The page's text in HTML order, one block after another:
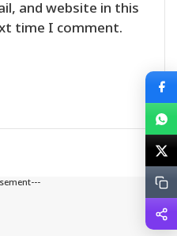
and website in this
time I comment.